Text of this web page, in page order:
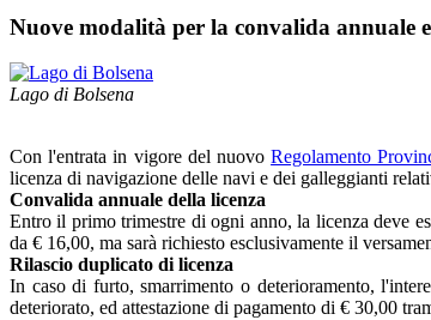
Nuove modalità per la convalida annuale
Lago di Bolsena
Con l'entrata in vigore del nuovoRegolamento
licenza di navigazione delle navi e dei galleggianti
Convalida annuale della licenza
Entro il primo trimestre di ogni anno, la licenza deve
da € 16,00, ma sarà richiesto esclusivamente il
Rilascio duplicato di licenza
In caso di furto, smarrimento o deterioramento,
deteriorato, ed attestazione di pagamento di € 30,00